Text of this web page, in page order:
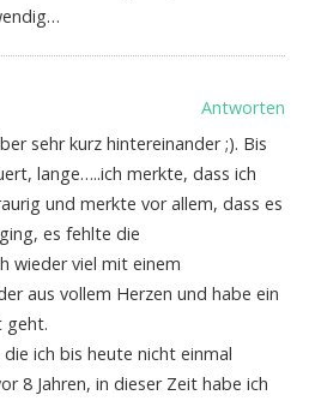
Antworten
sehr kurz hintereinander ;). Bis
lange…..ich merkte, dass ich
und merkte vor allem, dass es
es fehlte die
wieder viel mit einem
aus vollem Herzen und habe ein
geht.
ich bis heute nicht einmal
8 Jahren, in dieser Zeit habe ich